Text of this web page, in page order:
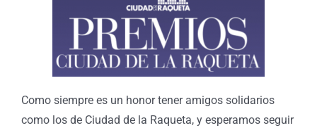
Como siempre es un honor tener amigos solidarios
como los de Ciudad de la Raqueta, y esperamos seguir